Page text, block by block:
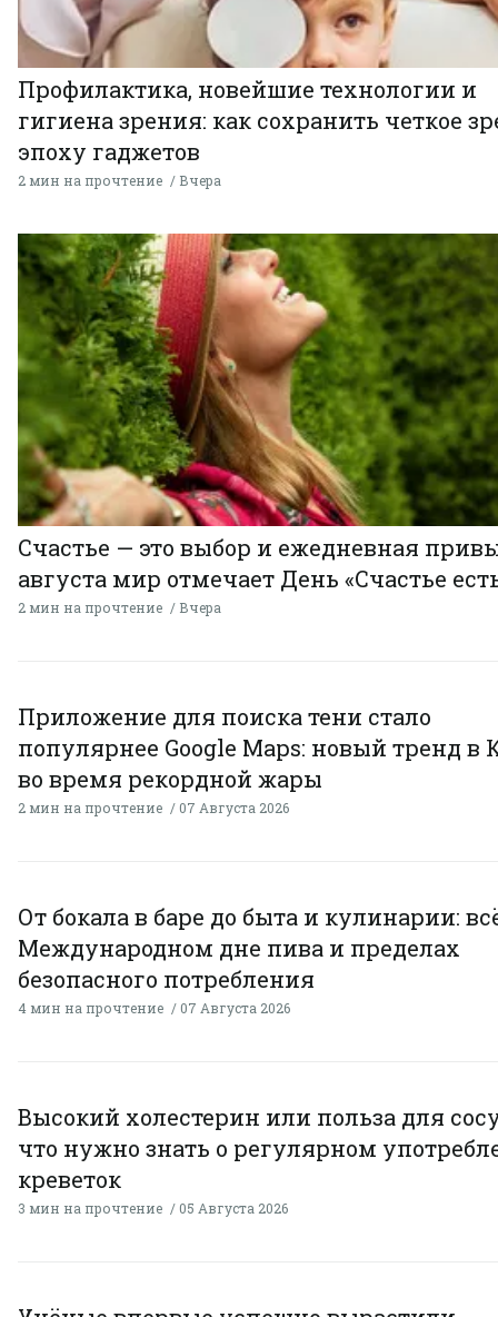
Профилактика, новейшие технологии и
гигиена зрения: как сохранить четкое
эпоху гаджетов
2 мин на прочтение Вчера
Счастье — это выбор и ежедневная
августа мир отмечает День «Счастье
2 мин на прочтение Вчера
Приложение для поиска тени стало
популярнее Google Maps: новый тренд в
во время рекордной жары
2 мин на прочтение 07 Августа 2026
От бокала в баре до быта и кулинарии:
Международном дне пива и пределах
безопасного потребления
4 мин на прочтение 07 Августа 2026
Высокий холестерин или польза для
что нужно знать о регулярном
креветок
3 мин на прочтение 05 Августа 2026